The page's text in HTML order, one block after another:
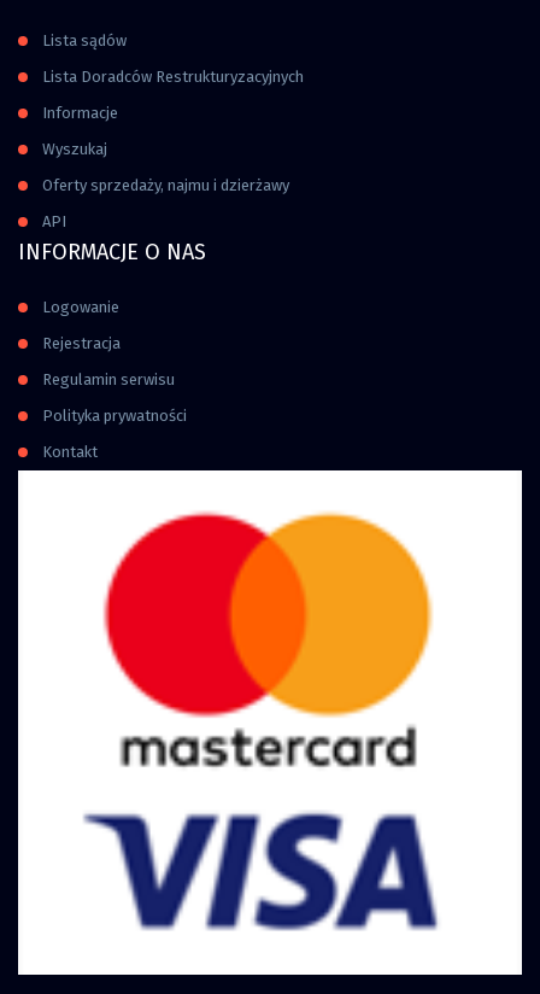
Lista sądów
Lista Doradców Restrukturyzacyjnych
Informacje
Wyszukaj
Oferty sprzedaży, najmu i dzierżawy
API
INFORMACJE O NAS
Logowanie
Rejestracja
Regulamin serwisu
Polityka prywatności
Kontakt